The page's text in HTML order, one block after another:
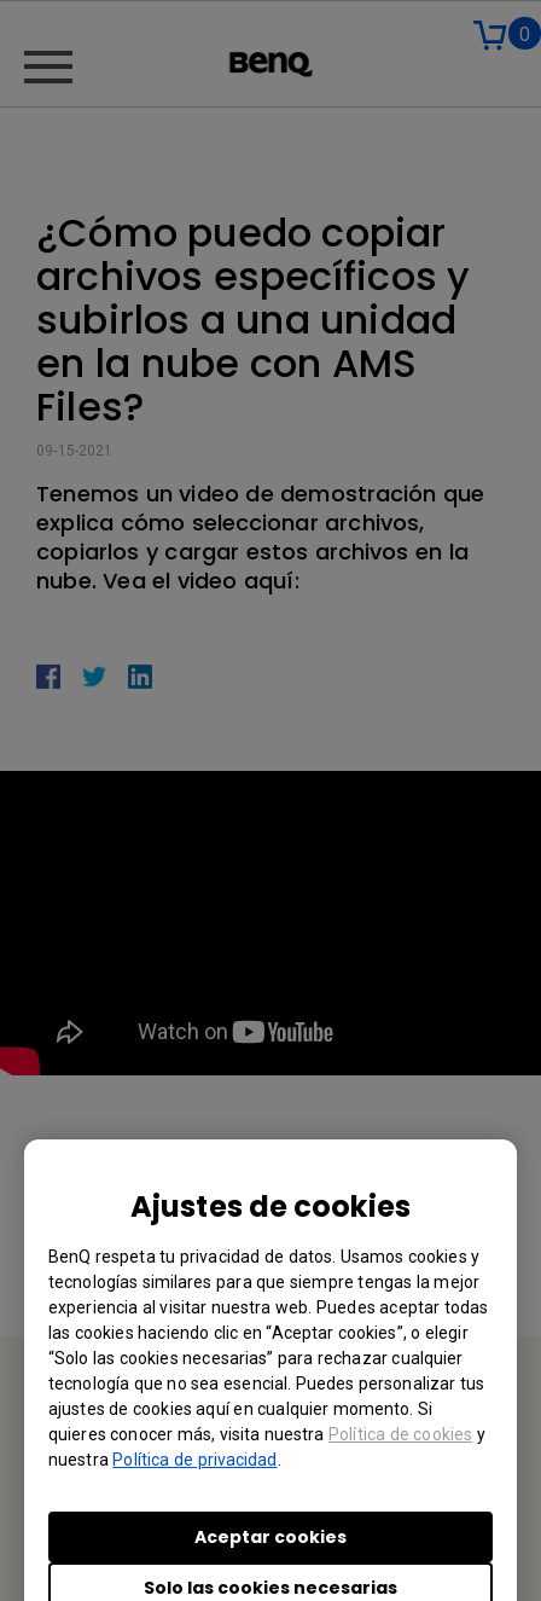
Ajustes de cookies
BenQ respeta tu privacidad de datos. Usamos cookies y
tecnologías similares para que siempre tengas la mejor
experiencia al visitar nuestra web. Puedes aceptar todas
las cookies haciendo clic en “Aceptar cookies”, o elegir
“Solo las cookies necesarias” para rechazar cualquier
tecnología que no sea esencial. Puedes personalizar tus
ajustes de cookies aquí en cualquier momento. Si
quieres conocer más, visita nuestra Política de cookies y
nuestraPolítica de privacidad
Solo las cookies necesarias
Aceptar cookies
0
¿Cómo puedo copiar
archivos específicos y
subirlos a una unidad
en la nube con AMS
Files?
09-15-2021
Tenemos un video de demostración que
explica cómo seleccionar archivos,
copiarlos y cargar estos archivos en la
nube. Vea el video aquí:
Sí No
CONTÁCTENOS
Nos encantaría saber de usted.
Envíenos un Email